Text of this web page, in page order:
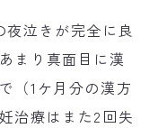
泣きが完全に良
まり真面目に漢
（1ケ月分の漢方
治療はまた2回失